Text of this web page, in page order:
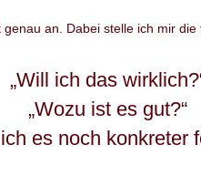
an. Dabei stelle ich mir
„Will ich das
„Wozu ist es gut?“
es noch konkreter